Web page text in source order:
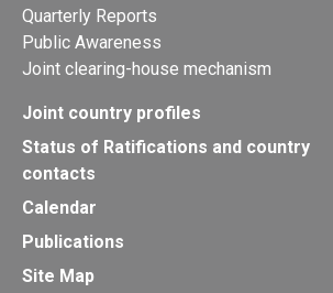
Quarterly Reports
Public Awareness
Joint clearing-house mechanism
Joint country profiles
Status of Ratifications and country
contacts
Calendar
Publications
Site Map